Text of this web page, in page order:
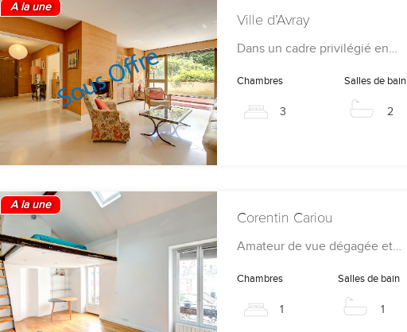
A la une
Ville d’Avray
Dans un cadre privilégié en…
Chambres
3
Salles de bain
2
A la une
Corentin Cariou
Amateur de vue dégagée et…
Chambres
1
Salles de bain
1